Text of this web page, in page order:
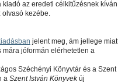
kiadó az eredeti célkitűzésnek kíván
olvasó kezébe.
jelent meg, ám jellege
jóformán elérhetetlen a
Széchényi Könyvtár és a Szent
a Szent István Könyvekúj